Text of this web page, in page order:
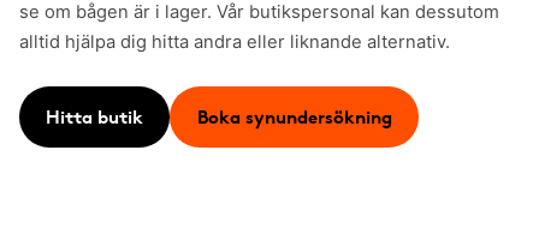
se om bågen är i lager. Vår butikspersonal kan dessutom
alltid hjälpa dig hitta andra eller liknande alternativ.
Hitta butik Boka synundersökning